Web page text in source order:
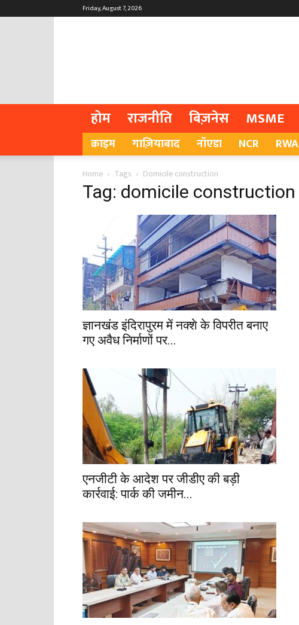
Friday, August 7, 2026
होम राजनीति बिज़नेस MSME
क्राइम गाज़ियाबाद नॉएडा NCR RWA
Home Tags Domicile construction
Tag: domicile construction
ज्ञानखंड इंदिरापुरम में नक्शे के विपरीत बनाए
गए अवैध निर्माणों पर...
एनजीटी के आदेश पर जीडीए की बड़ी
कार्रवाई: पार्क की जमीन...